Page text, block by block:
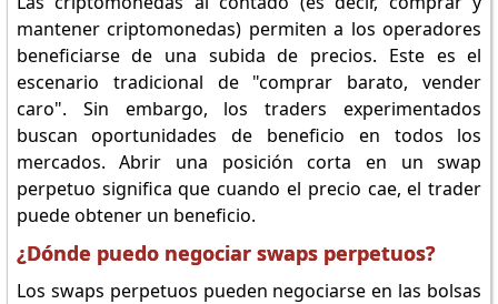
mantener criptomonedas) permiten a los operadores
beneficiarse de una subida de precios. Este es el
escenario tradicional de "comprar barato, vender
caro". Sin embargo, los traders experimentados
buscan oportunidades de beneficio en todos los
mercados. Abrir una posición corta en un swap
perpetuo significa que cuando el precio cae, el trader
puede obtener un beneficio.
¿Dónde puedo negociar swaps perpetuos?
Los swaps perpetuos pueden negociarse en las bolsas